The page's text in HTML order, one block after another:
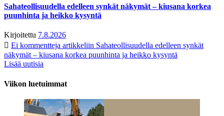
Sahateollisuudella edelleen synkät näkymät – kiusana korkea
puunhinta ja heikko kysyntä
Kirjoitettu 7.8.2026
Ei kommentteja artikkeliin Sahateollisuudella edelleen synkät
näkymät – kiusana korkea puunhinta ja heikko kysyntä
Lisää uutisia
Viikon luetuimmat